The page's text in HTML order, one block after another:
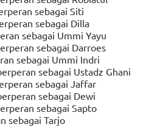
sebagai Siti
sebagai Dilla
sebagai Ummi Yayu
sebagai Darroes
sebagai Ummi Indri
sebagai Ustadz Ghani
sebagai Jaffar
sebagai Dewi
sebagai Sapto
sebagai Tarjo